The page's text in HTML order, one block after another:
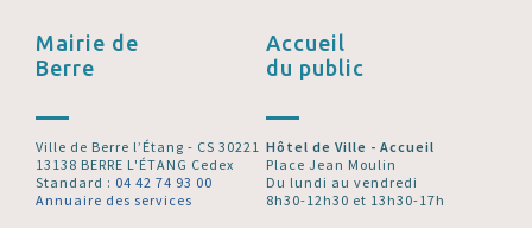
Mairie de
Berre
Ville de Berre l’Étang - CS 30221
13138 BERRE L'ÉTANG Cedex
Standard : 04 42 74 93 00
Annuaire des services
Accueil
du public
Hôtel de Ville - Accueil
Place Jean Moulin
Du lundi au vendredi
8h30-12h30 et 13h30-17h